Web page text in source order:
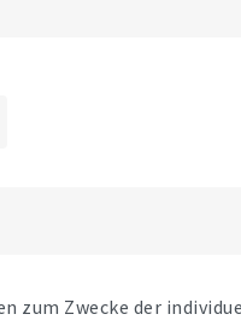
zum Zwecke der